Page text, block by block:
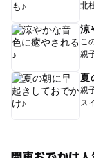
北
涼
こ
親
夏
親
ス